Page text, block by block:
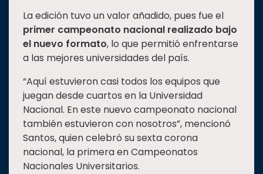
La edición tuvo un valor añadido, pues fue el
primer campeonato nacional realizado bajo
el nuevo formato, lo que permitió enfrentarse
a las mejores universidades del país.
“Aquí estuvieron casi todos los equipos que
juegan desde cuartos en la Universidad
Nacional. En este nuevo campeonato nacional
también estuvieron con nosotros”, mencionó
Santos, quien celebró su sexta corona
nacional, la primera en Campeonatos
Nacionales Universitarios.